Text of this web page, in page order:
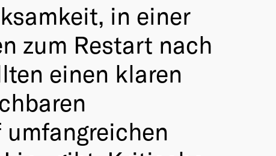
in einer
zum Restart nach
einen klaren